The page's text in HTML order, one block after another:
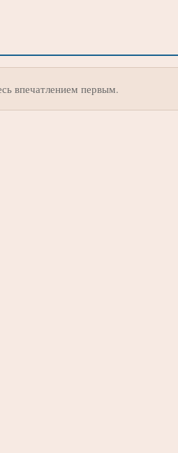
впечатлением первым.